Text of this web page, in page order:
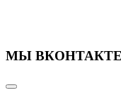
МЫ ВКОНТАКТЕ